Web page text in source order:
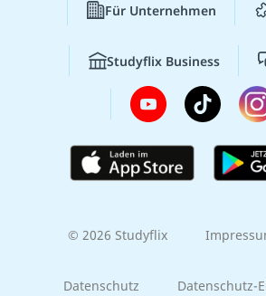
Für Unternehmen
Studyflix Business
© 2026 Studyflix
Datenschutz Datenschutz-